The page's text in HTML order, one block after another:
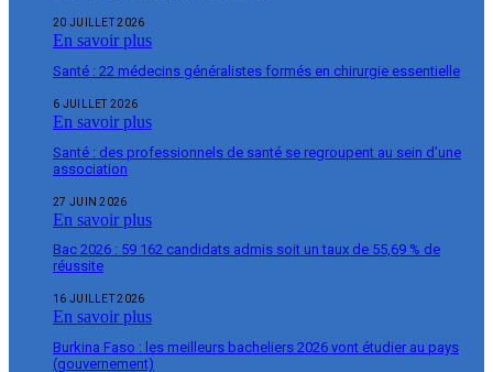
20 JUILLET 2026
En savoir plus
Santé : 22 médecins généralistes formés en chirurgie essentielle
6 JUILLET 2026
En savoir plus
Santé : des professionnels de santé se regroupent au sein d’une
association
27 JUIN 2026
En savoir plus
Bac 2026 : 59 162 candidats admis soit un taux de 55,69 % de
réussite
16 JUILLET 2026
En savoir plus
Burkina Faso : les meilleurs bacheliers 2026 vont étudier au pays
(gouvernement)